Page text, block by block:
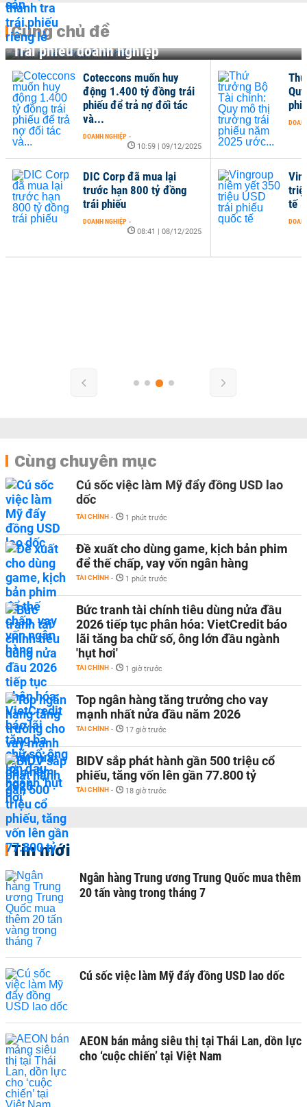
Cùng chủ đề
Trái phiếu doanh nghiệp
tế
Coteccons muốn huy
động 1.400 tỷ đồng trái
phiếu để trả nợ đối tác
và...
DOANH NGHIỆP -
10:59 | 09/12/2025
DIC Corp đã mua lại
trước hạn 800 tỷ đồng
trái phiếu
DOANH NGHIỆP -
08:41 | 08/12/2025
Cùng chuyên mục
Cú sốc việc làm Mỹ đẩy đồng USD lao
dốc
TÀI CHÍNH - 1 phút trước
Đề xuất cho dùng game, kịch bản phim
để thế chấp, vay vốn ngân hàng
TÀI CHÍNH - 1 phút trước
Bức tranh tài chính tiêu dùng nửa đầu
2026 tiếp tục phân hóa: VietCredit báo
lãi tăng ba chữ số, ông lớn đầu ngành
'hụt hơi'
TÀI CHÍNH - 1 giờ trước
Top ngân hàng tăng trưởng cho vay
mạnh nhất nửa đầu năm 2026
TÀI CHÍNH - 17 giờ trước
BIDV sắp phát hành gần 500 triệu cổ
phiếu, tăng vốn lên gần 77.800 tỷ
TÀI CHÍNH - 18 giờ trước
Tin mới
Ngân hàng Trung ương Trung Quốc mua thêm
20 tấn vàng trong tháng 7
Cú sốc việc làm Mỹ đẩy đồng USD lao dốc
AEON bán mảng siêu thị tại Thái Lan, dồn lực
cho ‘cuộc chiến’ tại Việt Nam